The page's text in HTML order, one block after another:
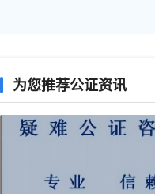
为您推荐公证资讯